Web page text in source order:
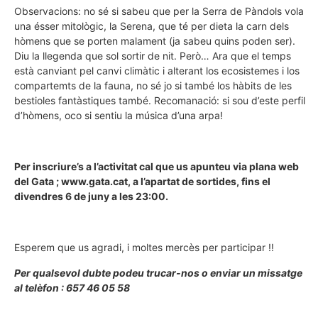
Observacions: no sé si sabeu que per la Serra de Pàndols vola
una ésser mitològic, la Serena, que té per dieta la carn dels
hòmens que se porten malament (ja sabeu quins poden ser).
Diu la llegenda que sol sortir de nit. Però… Ara que el temps
està canviant pel canvi climàtic i alterant los ecosistemes i los
compartemts de la fauna, no sé jo si també los hàbits de les
bestioles fantàstiques també. Recomanació: si sou d’este perfil
d’hòmens, oco si sentiu la música d’una arpa!
Per inscriure’s a l’activitat cal que us apunteu via plana web
del Gata ; www.gata.cat, a l’apartat de sortides, fins el
divendres 6 de juny a les 23:00.
Esperem que us agradi, i moltes mercès per participar !!
Per qualsevol dubte podeu trucar-nos o enviar un missatge
al telèfon : 657 46 05 58